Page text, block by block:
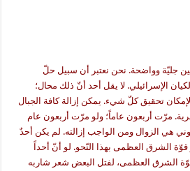
جليّة وواضحة. نحن نعتبر أن سبيل حلّ
الإسرائيلي. لا يقل أحد أنّ ذلك محال؛
تحقيق كلّ شيء. يمكن إزالة كافة الجبال
مرّت أربعون عاماً؛ ولو مرّت أربعون عام
هي الزوال ومن الواجب إزالته. لم يكن أحدٌ
قوّة الشرق العظمى بهذا النّحو. لو أنّ أحداً
الشرق العظمى، لفتل البعض شعر شاربه